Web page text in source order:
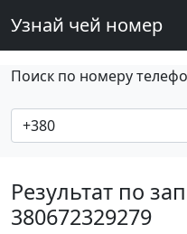
Узнай чей номер
Поиск по номеру
Результат по
380672329279